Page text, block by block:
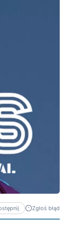
Zgłoś błąd